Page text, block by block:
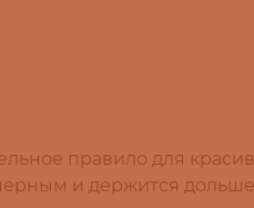
правило для
и держится